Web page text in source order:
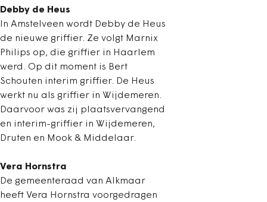
Debby de Heus
In Amstelveen wordt Debby de Heus
de nieuwe griffier. Ze volgt Marnix
Philips op, die griffier in Haarlem
werd. Op dit moment is Bert
Schouten interim griffier. De Heus
werkt nu als griffier in Wijdemeren.
Daarvoor was zij plaatsvervangend
en interim-griffier in Wijdemeren,
Druten en Mook & Middelaar.
Vera Hornstra
De gemeenteraad van Alkmaar
heeft Vera Hornstra voorgedragen